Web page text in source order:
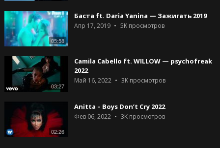
05:58
Баста ft. Daria Yanina — Зажигать 2019
Апр 17, 2019 5Kпросмотров
03:27
Camila Cabello ft. WILLOW — psychofreak
2022
Май 16, 2022 3Kпросмотров
02:26
Anitta – Boys Don’t Cry 2022
Фев 06, 2022 3Kпросмотров